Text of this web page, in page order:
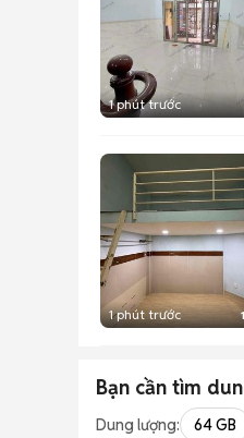
1 phút trước
1 phút trước
Bạn cần tìm
Dung lượng: 64 GB